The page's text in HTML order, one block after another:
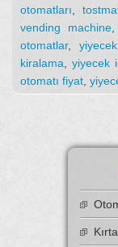
otomatları ,
vending machine
otomatlar,
kiralama ,yiyecek
otomatı fiyat